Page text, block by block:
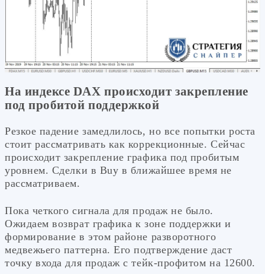
На индексе DAX происходит закрепление
под пробитой поддержкой
Резкое падение замедлилось, но все попытки роста
стоит рассматривать как коррекционные. Сейчас
происходит закрепление графика под пробитым
уровнем. Сделки в Buy в ближайшее время не
рассматриваем.
Пока четкого сигнала для продаж не было.
Ожидаем возврат графика к зоне поддержки и
формирование в этом районе разворотного
медвежьего паттерна. Его подтверждение даст
точку входа для продаж с тейк-профитом на 12600.